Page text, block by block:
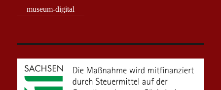
museum-digital